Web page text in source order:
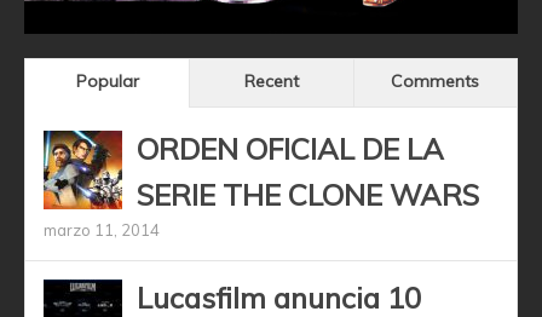
Popular Recent Comments
ORDEN OFICIAL DE LA
SERIE THE CLONE WARS
marzo 11, 2014
Lucasfilm anuncia 10